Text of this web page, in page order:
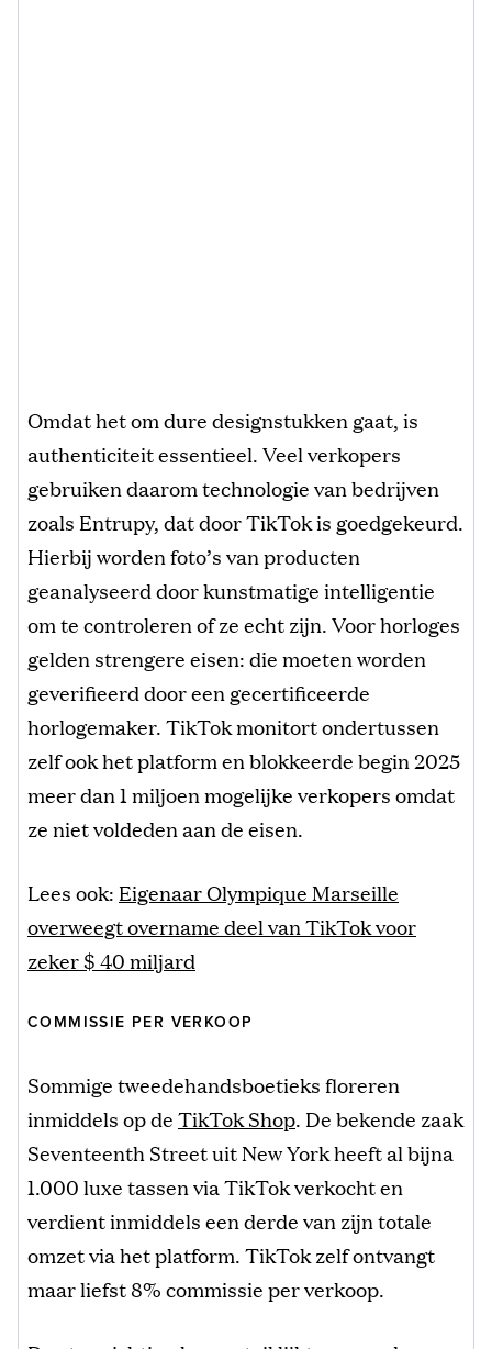
Omdat het om dure designstukken gaat, is
authenticiteit essentieel. Veel verkopers
gebruiken daarom technologie van bedrijven
zoals Entrupy, dat door TikTok is goedgekeurd.
Hierbij worden foto’s van producten
geanalyseerd door kunstmatige intelligentie
om te controleren of ze echt zijn. Voor horloges
gelden strengere eisen: die moeten worden
geverifieerd door een gecertificeerde
horlogemaker. TikTok monitort ondertussen
zelf ook het platform en blokkeerde begin 2025
meer dan 1 miljoen mogelijke verkopers omdat
ze niet voldeden aan de eisen.
Lees ook: Eigenaar Olympique Marseille
overweegt overname deel van TikTok voor
zeker $ 40 miljard
COMMISSIE PER VERKOOP
Sommige tweedehandsboetieks floreren
inmiddels op deTikTok Shop. De bekende zaak
Seventeenth Street uit New York heeft al bijna
1.000 luxe tassen via TikTok verkocht en
verdient inmiddels een derde van zijn totale
omzet via het platform. TikTok zelf ontvangt
maar liefst 8% commissie per verkoop.